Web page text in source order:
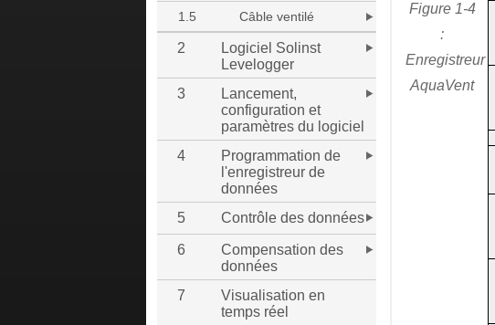
Figure 1-4
:
Enregistreur
AquaVent
1.5
Câble ventilé
2
Logiciel Solinst
Levelogger
3
Lancement,
configuration et
paramètres du logiciel
4
Programmation de
l'enregistreur de
données
5
Contrôle des données
6
Compensation des
données
7
Visualisation en
temps réel